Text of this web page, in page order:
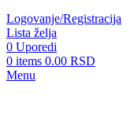
Logovanje/Registracija
Lista želja
0 Uporedi
0 items 0.00 RSD
Menu